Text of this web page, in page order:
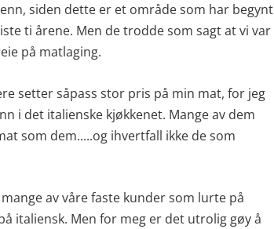
siden dette er et område som har begynt
ti årene. Men de trodde som sagt at vi var
på matlaging.
setter såpass stor pris på min mat, for jeg
i det italienske kjøkkenet. Mange av dem
som dem.....og ihvertfall ikke de som
av våre faste kunder som lurte på
italiensk. Men for meg er det utrolig gøy å